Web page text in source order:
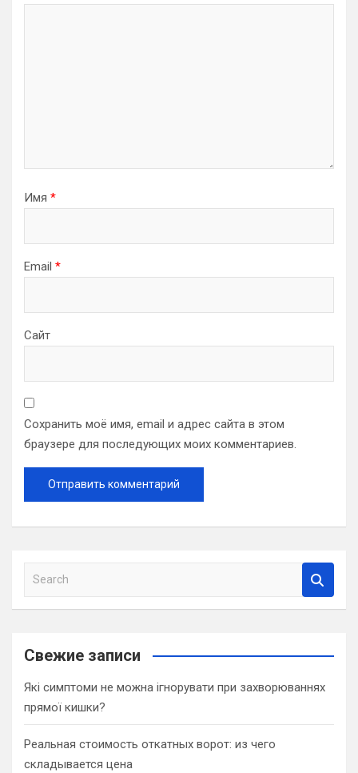
Имя *
Email *
Сайт
Сохранить моё имя, email и адрес сайта в этом
браузере для последующих моих комментариев.
a
c
Свежие записи
Які симптоми не можна ігнорувати при захворюваннях
прямої кишки?
Реальная стоимость откатных ворот: из чего
складывается цена